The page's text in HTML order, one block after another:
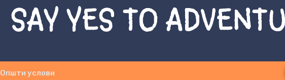
SAY YES TO
Општи услови